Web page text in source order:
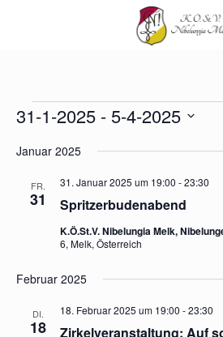
Veranstaltungen
31-1-2025 - 5-4-2025
wählen.
Januar 2025
FR.
31 Spritzerbudenabend
31. Januar 2025 um 19:00 -23:30
K.Ö.St.V. Nibelungia Melk,
6, Melk, Österreich
Februar 2025
DI.
18
Zirkelveranstaltung: Auf
18. Februar 2025 um 19:00 -23:30